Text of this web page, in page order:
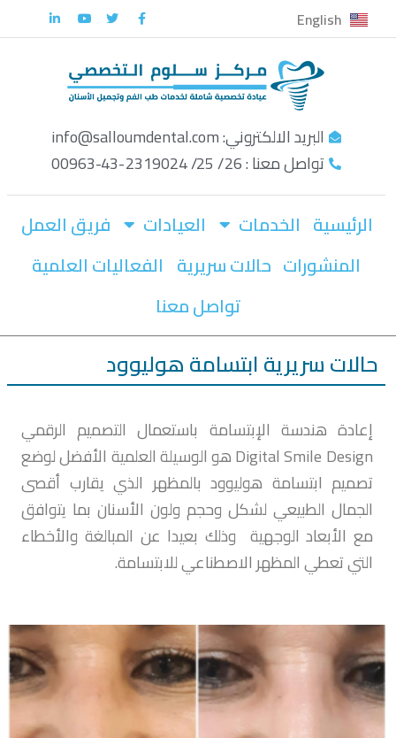
تخطى
إلى
English
البريد الالكتروني: info@salloumdental.com
تواصل معنا : 26/ 25/ 2319024-43-00963
الرئيسية الخدمات العيادات
فريق العمل
المنشورات حالات سريرية الفعاليات العلمية
تواصل معنا
حالات سريرية ابتسامة هوليوود
إعادة هندسة الإبتسامة باستعمال التصميم الرقمي
Digital Smile Design هو الوسيلة العلمية الأفضل لوضع
تصميم ابتسامة هوليوود بالمظهر الذي يقارب أقصى
الجمال الطبيعي لشكل وحجم ولون الأسنان بما يتوافق
مع الأبعاد الوجهية وذلك بعيدا عن المبالغة والأخطاء
التي تعطي المظهر الاصطناعي للابتسامة.